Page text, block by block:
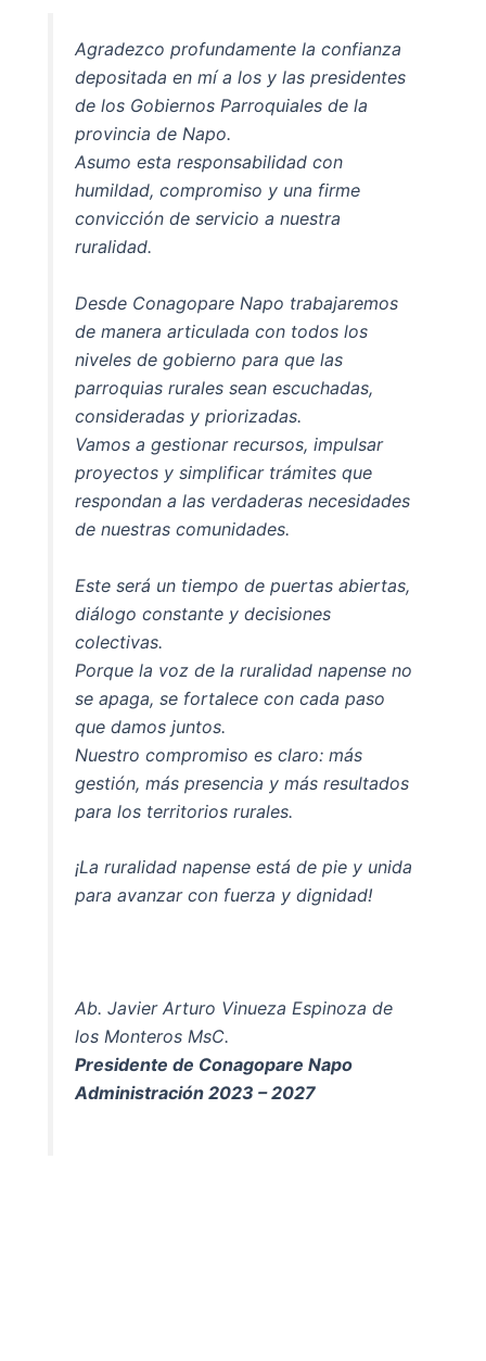
Agradezco profundamente la confianza
depositada en mí a los y las presidentes
de los Gobiernos Parroquiales de la
provincia de Napo.
Asumo esta responsabilidad con
humildad, compromiso y una firme
convicción de servicio a nuestra
ruralidad.
Desde Conagopare Napo trabajaremos
de manera articulada con todos los
niveles de gobierno para que las
parroquias rurales sean escuchadas,
consideradas y priorizadas.
Vamos a gestionar recursos, impulsar
proyectos y simplificar trámites que
respondan a las verdaderas necesidades
de nuestras comunidades.
Este será un tiempo de puertas abiertas,
diálogo constante y decisiones
colectivas.
Porque la voz de la ruralidad napense no
se apaga, se fortalece con cada paso
que damos juntos.
Nuestro compromiso es claro: más
gestión, más presencia y más resultados
para los territorios rurales.
¡La ruralidad napense está de pie y unida
para avanzar con fuerza y dignidad!
Ab. Javier Arturo Vinueza Espinoza de
los Monteros MsC.
Presidente de Conagopare Napo
Administración 2023 – 2027